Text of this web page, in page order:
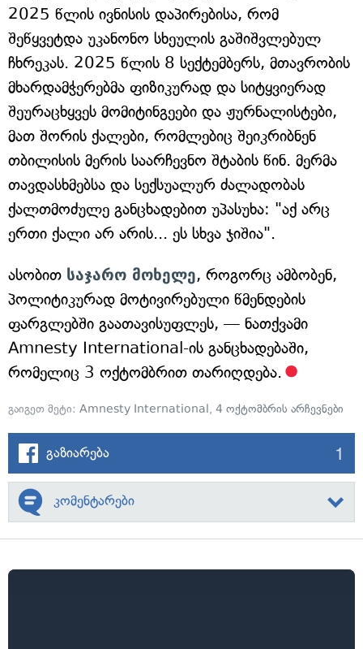
2025 წლის ივნისის დაპირებისა, რომ
შეწყვეტდა უკანონო სხეულის გაშიშვლებულ
ჩხრეკას. 2025 წლის 8 სექტემბერს, მთავრობის
მხარდამჭერებმა ფიზიკურად და სიტყვიერად
შეურაცხყვეს მომიტინგეები და ჟურნალისტები,
მათ შორის ქალები, რომლებიც შეიკრიბნენ
თბილისის მერის საარჩევნო შტაბის წინ. მერმა
თავდასხმებსა და სექსუალურ ძალადობას
ქალთმოძულე განცხადებით უპასუხა: "აქ არც
ერთი ქალი არ არის... ეს სხვა ჯიშია".
ასობით საჯარო მოხელე, როგორც ამბობენ,
პოლიტიკურად მოტივირებული წმენდების
ფარგლებში გაათავისუფლეს, — ნათქვამი
Amnesty International-ის განცხადებაში,
რომელიც 3 ოქტომბრით თარიღდება.
გაიგეთ მეტი: Amnesty International, 4 ოქტომბრის არჩევნები
გაზიარება 1
კომენტარები